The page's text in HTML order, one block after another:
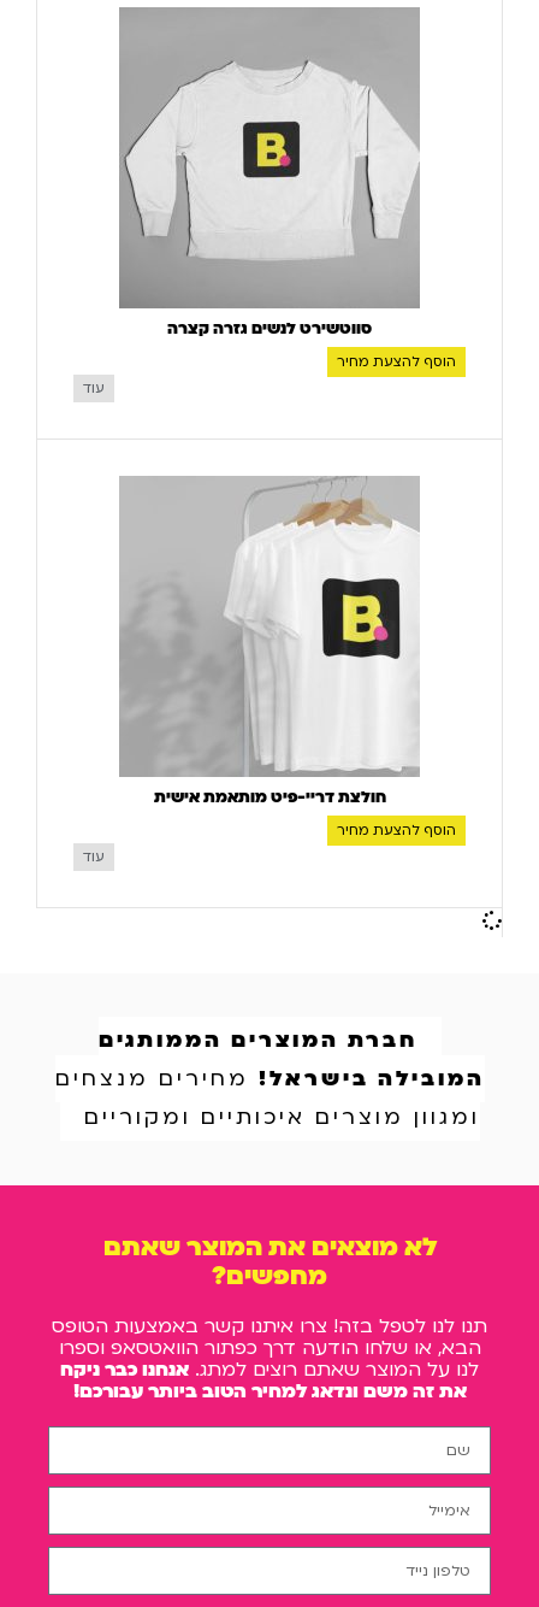
סווטשירט לנשים גזרה קצרה
הוסף להצעת מחיר
עוד
חולצת דריי-פיט מותאמת אישית
הוסף להצעת מחיר
עוד
חברת המוצרים הממותגים
המובילה בישראל! מחירים מנצחים
ומגוון מוצרים איכותיים ומקוריים
לא מוצאים את המוצר שאתם
מחפשים?
תנו לנו לטפל בזה! צרו איתנו קשר באמצעות הטופס
הבא, או שלחו הודעה דרך כפתור הוואטסאפ וספרו
לנו על המוצר שאתם רוצים למתג. אנחנו כבר ניקח
את זה משם ונדאג למחיר הטוב ביותר עבורכם!